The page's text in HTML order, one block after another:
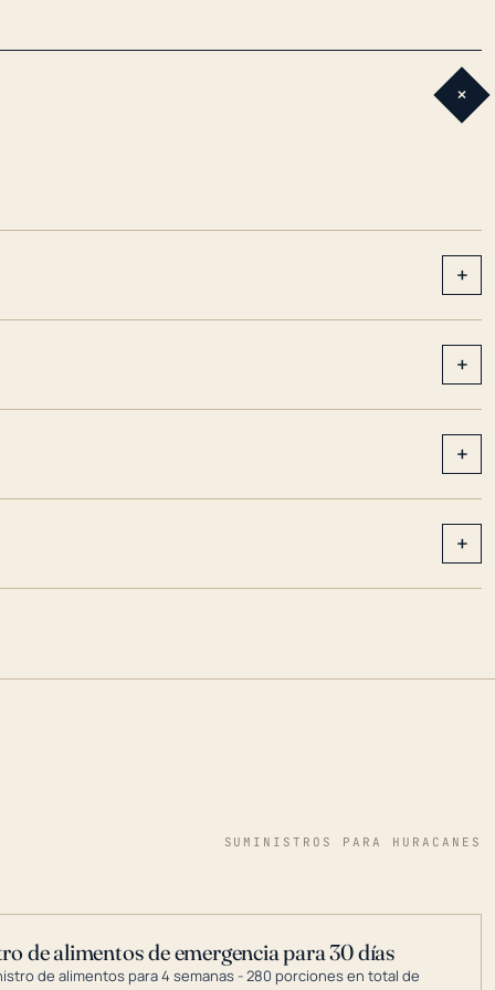
+
+
+
+
+
SUMINISTROS PARA HURACANES
de alimentos de emergencia para 30 días
de alimentos para 4 semanas - 280 porciones en total de